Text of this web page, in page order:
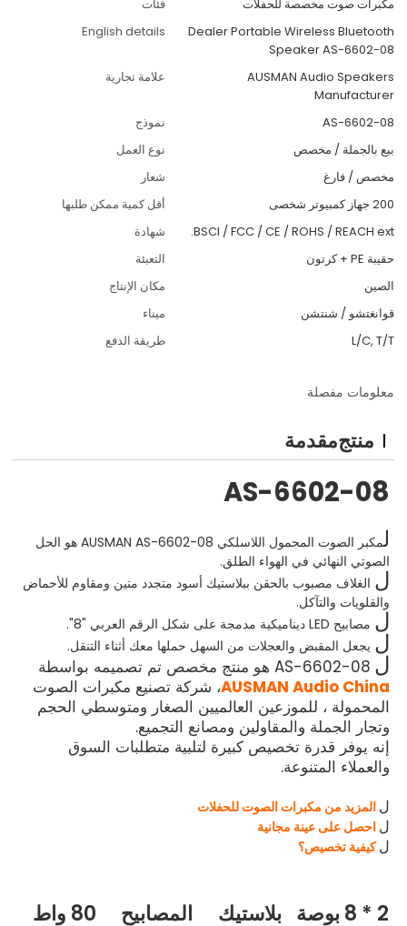
فئات
مكبرات صوت مخصصة للحفلات
English details
Dealer Portable Wireless Bluetooth
Speaker AS-6602-08
علامة تجارية
AUSMAN Audio Speakers
Manufacturer
نموذج
AS-6602-08
نوع العمل
بيع بالجملة / مخصص
شعار
مخصص / فارغ
أقل كمية ممكن طلبها
200 جهاز كمبيوتر شخصى
شهادة
BSCI / FCC / CE / ROHS / REACH ext.
التعبئة
حقيبة PE + كرتون
مكان الإنتاج
الصين
ميناء
قوانغتشو / شنتشن
طريقة الدفع
L/C, T/T
معلومات مفصلة
منتجمقدمة
AS-6602-08
ل
مكبر الصوت المحمول اللاسلكي AUSMAN AS-6602-08 هو الحل
الصوتي النهائي في الهواء الطلق.
ل الغلاف مصبوب بالحقن ببلاستيك أسود متجدد متين ومقاوم للأحماض
والقلويات والتآكل.
ل مصابيح LED ديناميكية مدمجة على شكل الرقم العربي "8".
ل يجعل المقبض والعجلات من السهل حملها معك أثناء التنقل.
ل AS-6602-08 هو منتج مخصص تم تصميمه بواسطة
AUSMAN Audio China، شركة تصنيع مكبرات الصوت
المحمولة ، للموزعين العالميين الصغار ومتوسطي الحجم
وتجار الجملة والمقاولين ومصانع التجميع.
إنه يوفر قدرة تخصيص كبيرة لتلبية متطلبات السوق
والعملاء المتنوعة.
ل المزيد من مكبرات الصوت للحفلات
ل احصل على عينة مجانية
ل كيفية تخصيص؟
2 * 8 بوصة بلاستيك المصابيح 80 واط